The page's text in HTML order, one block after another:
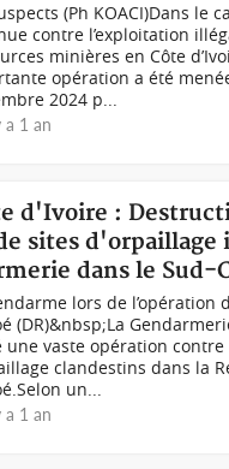
(Ph KOACI)Dans le
contre l’exploitation
minières en Côte
opération a été
2024 p...
a 1 an
d'Ivoire :
sites d'orpaillage
dans le Sud-
lors de l’opération
(DR)&nbsp;La
une vaste opération contre
clandestins dans la
un...
a 1 an